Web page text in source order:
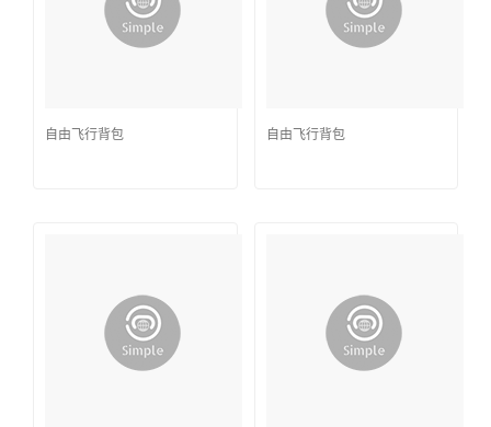
自由飞行背包 自由飞行背包